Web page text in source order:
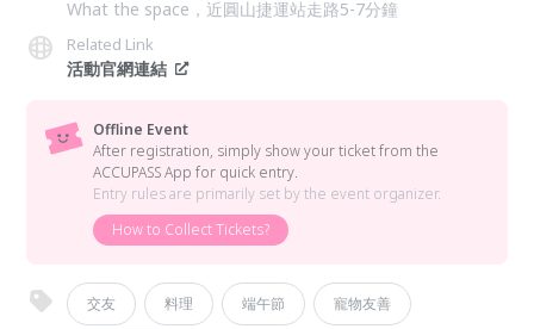
What the space，近圓山捷運站走路5-7分鐘
Related Link
活動官網連結
Offline Event
After registration, simply show your ticket from the
ACCUPASS App for quick entry.
Entry rules are primarily set by the event organizer.
How to Collect Tickets?
交友 料理 端午節 寵物友善